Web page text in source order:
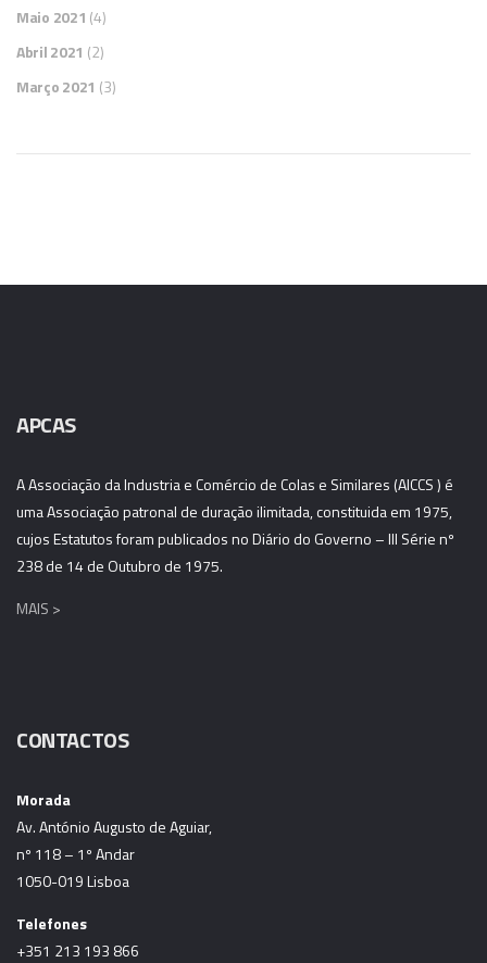
Maio 2021 (4)
Abril 2021 (2)
Março 2021 (3)
APCAS
A Associação da Industria e Comércio de Colas e Similares (AICCS ) é
uma Associação patronal de duração ilimitada, constituida em 1975,
cujos Estatutos foram publicados no Diário do Governo – III Série nº
238 de 14 de Outubro de 1975.
MAIS >
CONTACTOS
Morada
Av. António Augusto de Aguiar,
nº 118 – 1º Andar
1050-019 Lisboa
Telefones
+351 213 193 866